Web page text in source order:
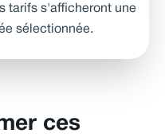
tarifs s'afficheront une
sélectionnée.
ces